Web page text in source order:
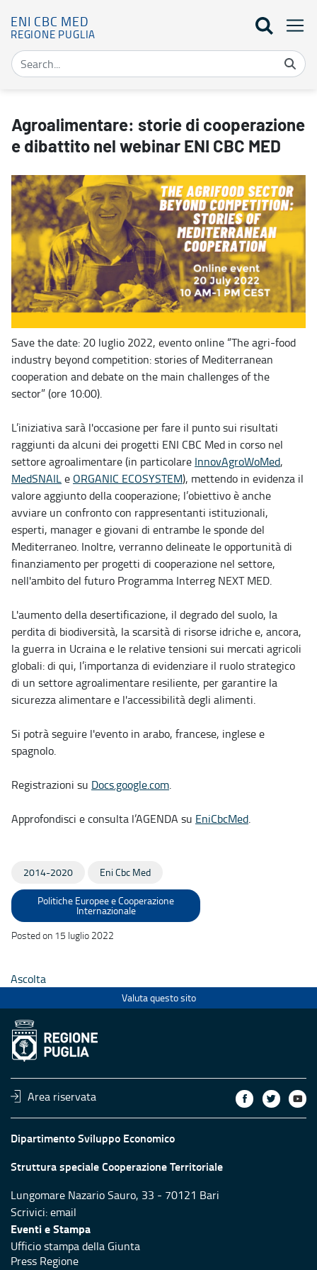
ENI CBC MED
REGIONE PUGLIA
Agroalimentare: storie di cooperazione
e dibattito nel webinar ENI CBC MED
Save the date: 20 luglio 2022, evento online “The agri-food
industry beyond competition: stories of Mediterranean
cooperation and debate on the main challenges of the
sector” (ore 10:00).
L’iniziativa sarà l'occasione per fare il punto sui risultati
raggiunti da alcuni dei progetti ENI CBC Med in corso nel
settore agroalimentare (in particolare InnovAgroWoMed,
MedSNAILe ORGANIC ECOSYSTEM), mettendo in evidenza il
valore aggiunto della cooperazione; l’obiettivo è anche
avviare un confronto con rappresentanti istituzionali,
esperti, manager e giovani di entrambe le sponde del
Mediterraneo. Inoltre, verranno delineate le opportunità di
finanziamento per progetti di cooperazione nel settore,
nell'ambito del futuro Programma Interreg NEXT MED.
L'aumento della desertificazione, il degrado del suolo, la
perdita di biodiversità, la scarsità di risorse idriche e, ancora,
la guerra in Ucraina e le relative tensioni sui mercati agricoli
globali: di qui, l’importanza di evidenziare il ruolo strategico
di un settore agroalimentare resiliente, per garantire la
sicurezza alimentare e l'accessibilità degli alimenti.
Si potrà seguire l'evento in arabo, francese, inglese e
spagnolo.
Registrazioni su Docs.google.com.
Approfondisci e consulta l’AGENDA su EniCbcMed.
2014-2020 Eni Cbc Med
Politiche Europee e Cooperazione
Internazionale
Posted on 15 luglio 2022
Ascolta
Valuta questo sito
Area riservata
Dipartimento Sviluppo Economico
Struttura speciale Cooperazione Territoriale
Lungomare Nazario Sauro, 33 - 70121 Bari
Scrivici:email
Eventi e Stampa
Ufficio stampa della Giunta
Press Regione